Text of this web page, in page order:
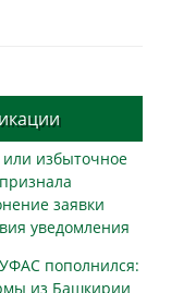
избыточное
заявки
уведомления
пополнился:
из Башкирии